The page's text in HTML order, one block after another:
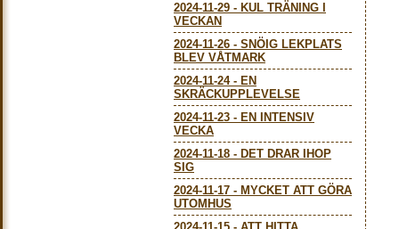
2024-11-29 - KUL TRÄNING I
VECKAN
2024-11-26 - SNÖIG LEKPLATS
BLEV VÅTMARK
2024-11-24- EN
SKRÄCKUPPLEVELSE
2024-11-23 - EN INTENSIV
VECKA
2024-11-18 - DET DRAR IHOP
SIG
2024-11-17 - MYCKET ATT GÖRA
UTOMHUS